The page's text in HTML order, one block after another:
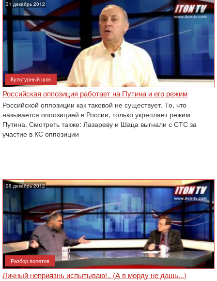
31 декабрь 2012
Культурный шок
Российская оппозиция работает на Путина и его режим
Российской оппозиции как таковой не существует. То, что
называется оппозицией в России, только укрепляет режим
Путина. Смотреть также: Лазареву и Шаца выгнали с СТС за
участие в КС оппозиции
29 декабрь 2012
Разбор полетов
Личный неприязнь испытываю!.. (А в морду не дашь...)